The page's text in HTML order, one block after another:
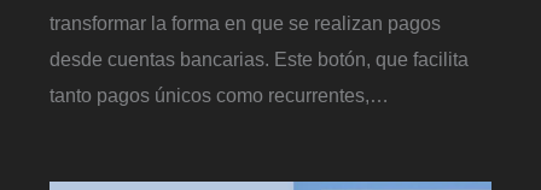
transformar la forma en que se realizan pagos
desde cuentas bancarias. Este botón, que facilita
tanto pagos únicos como recurrentes,…